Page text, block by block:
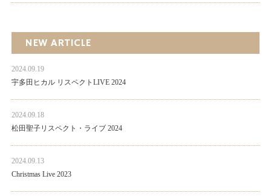
NEW ARTICLE
2024.09.19
宇多田ヒカル リスペクトLIVE 2024
2024.09.18
松田聖子リスペクト・ライブ 2024
2024.09.13
Christmas Live 2023